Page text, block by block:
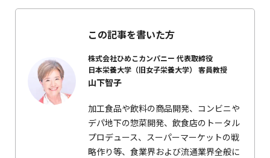
この記事を書いた方
株式会社ひめこカンパニー 代表取締役
日本栄養大学（旧女子栄養大学）
客員教授
山下智子
加工食品や飲料の商品開発、コンビニや
デパ地下の惣菜開発、飲食店のトータル
プロデュース、スーパーマーケットの戦
略作り等、食業界および流通業界全般に